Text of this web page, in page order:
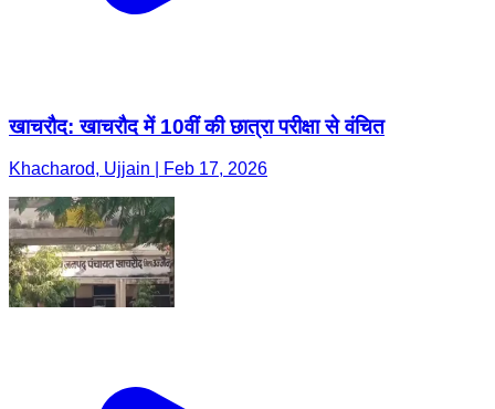
खाचरौद: खाचरौद में 10वीं की छात्रा परीक्षा से वंचित
Khacharod, Ujjain | Feb 17, 2026